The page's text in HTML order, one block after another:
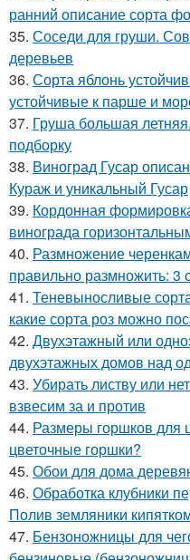
ранний описание сорта
35. Соседи для груши.
деревьев
36. Сорта яблонь
устойчивые к парше и
37. Груша большая
подборку
38. Виноград Гусар
Кураж и уникальный Гусар
39. Кордонная
винограда
40. Размножение
правильно размножить: 3
41. Теневыносливые
какие сорта роз можно
42. Двухэтажный или
двухэтажных домов над
43. Убирать листву или
взвесим за и против
44. Размеры горшков для
цветочные горшки?
45. Обои для дома
46. Обработка клубники
Полив земляники
47. Бензоножницы для